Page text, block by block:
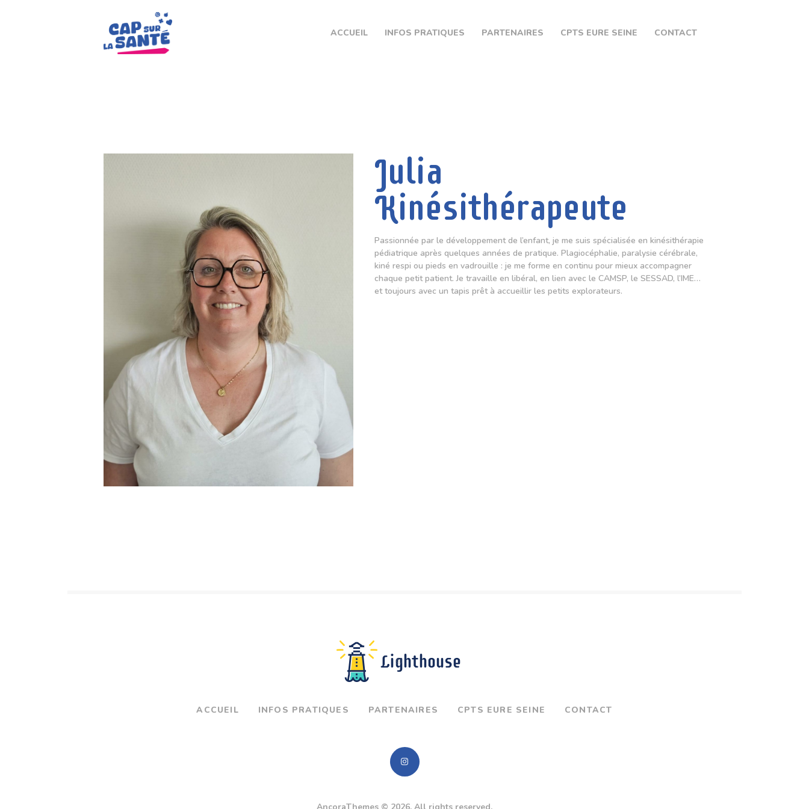
ACCUEIL INFOS PRATIQUES PARTENAIRES CPTS EURE SEINE CONTACT
INFOS PRATIQUES
Julia
Kinésithérapeute
Passionnée par le développement de l’enfant, je me suis spécialisée en kinésithérapie
pédiatrique après quelques années de pratique. Plagiocéphalie, paralysie cérébrale,
kiné respi ou pieds en vadrouille : je me forme en continu pour mieux accompagner
chaque petit patient. Je travaille en libéral, en lien avec le CAMSP, le SESSAD, l’IME…
et toujours avec un tapis prêt à accueillir les petits explorateurs.
ACCUEIL INFOS PRATIQUES PARTENAIRES CPTS EURE SEINE CONTACT